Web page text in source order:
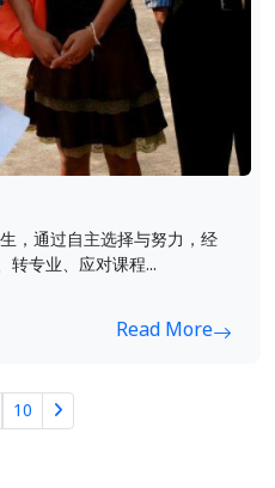
，通过自主选择与努力，经
转专业、应对课程...
Read More
10